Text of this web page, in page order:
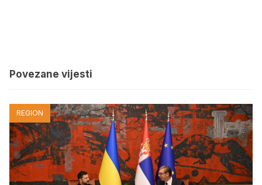
Povezane vijesti
REGION